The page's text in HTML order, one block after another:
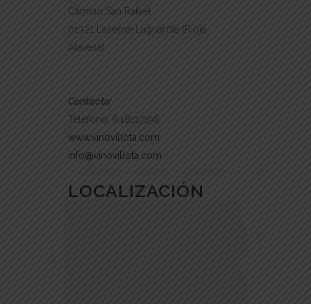
Camino San Rafael
01321 Laserna-Laguardia (Rioja
Alavesa)
Contacto:
Teléfono: 648117198
www.vinovillota.com
info@vinovillota.com
LOCALIZACIÓN